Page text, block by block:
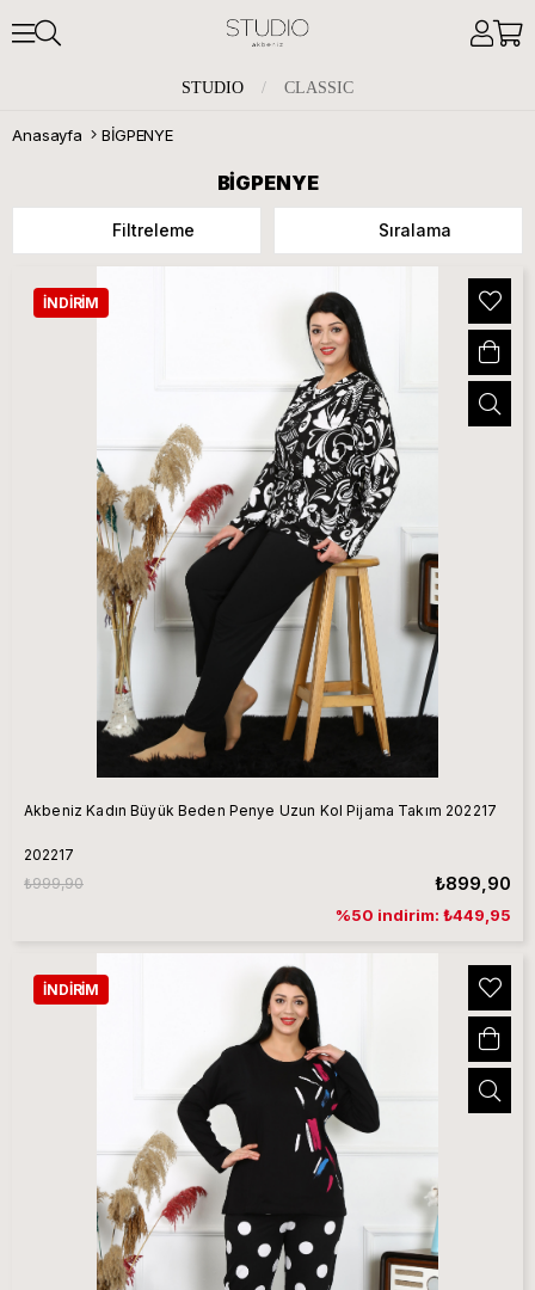
STUDIO / CLASSIC
Anasayfa BİGPENYE
BİGPENYE
Filtreleme Sıralama
Akbeniz Kadın Büyük Beden Penye Uzun Kol Pijama Takım 202217
202217
₺899,90
₺999,90
%50 indirim: ₺449,95
İNDIRIM
İNDIRIM